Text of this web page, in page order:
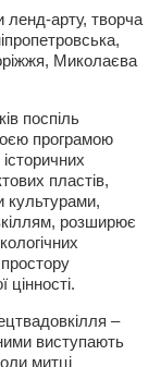
КП Сумская
№4
дистрибьюторов
ресторан
кафе
велосипедов
ленд-арту, творча
Миколаєва
поспіль
програмою
пластів,
культурами,
розширює
–
виступають
митці